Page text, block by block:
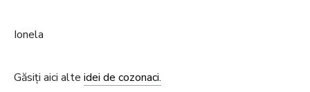
Ionela
Găsiți aici alte idei de cozonaci.